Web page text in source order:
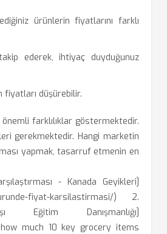
ürünlerin fiyatlarını farklı
ederek, ihtiyaç duyduğunuz
fiyatları düşürebilir.
farklılıklar göstermektedir.
gerekmektedir. Hangi marketin
yapmak, tasarruf etmenin en
- Kanada Geyikleri]
urunde-fiyat-karsilastirmasi/) 2.
Danışmanlığı]
much 10 key grocery items